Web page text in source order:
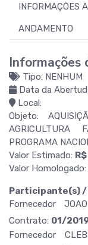
INFORMAÇÕES
ANDAMENTO
Informações
Tipo: NENHUM
Data da
Local:
Objeto:
AGRICULTURA
PROGRAMA
Valor Estimado:
Valor Homologado:
Participante(s) /
Fornecedor
Contrato: 01/
Fornecedor